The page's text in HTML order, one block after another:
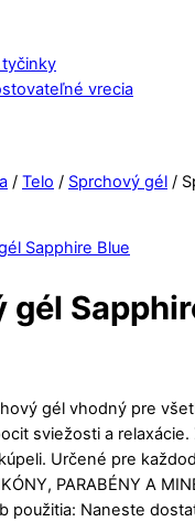
vrecia
/ Telo / Sprchový gél /
gél
gél vhodný pre
sviežosti a
Určené pre
PARABÉNY A
použitia: Naneste